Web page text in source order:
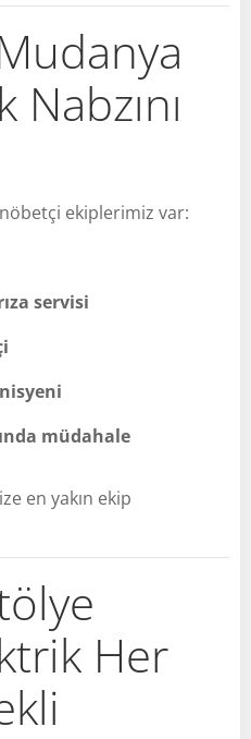
Nabzını
ekiplerimiz var:
servisi
müdahale
en yakın ekip
Her